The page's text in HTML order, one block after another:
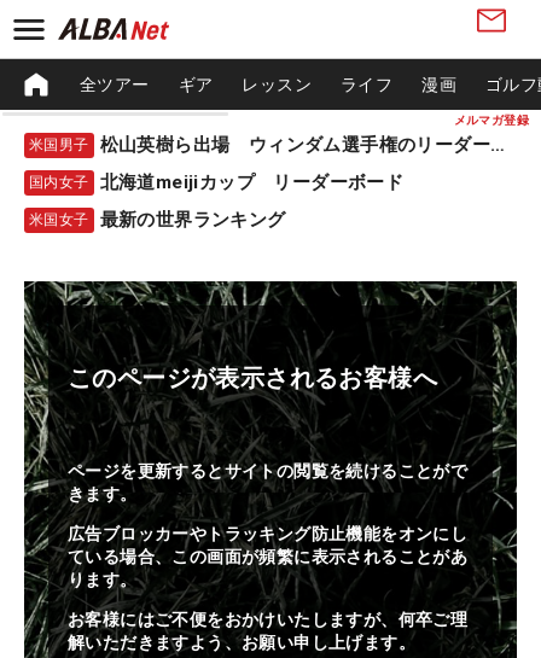
メルマガ登録
全ツアー ギア レッスン ライフ 漫画 ゴル
米国男子 松山英樹ら出場 ウィンダム選手権のリーダーボード
国内女子 北海道meijiカップ リーダーボード
米国女子 最新の世界ランキング
このページが表示されるお客様へ
ページを更新するとサイトの閲覧を続けることがで
きます。
広告ブロッカーやトラッキング防止機能をオンにし
ている場合、この画面が頻繁に表示されることがあ
ります。
お客様にはご不便をおかけいたしますが、何卒ご理
解いただきますよう、お願い申し上げます。